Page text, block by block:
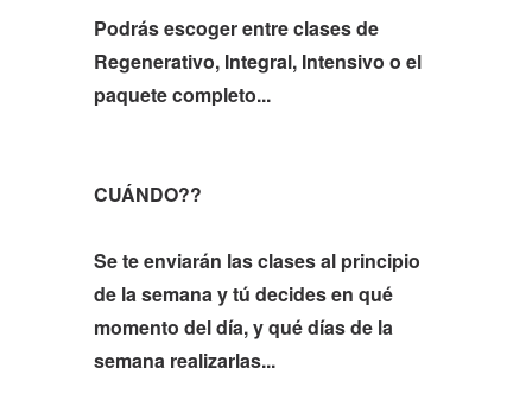
Podrás escoger entre clases de
Regenerativo, Integral, Intensivo o el
paquete completo...
CUÁNDO??
Se te enviarán las clases al principio
de la semana y tú decides en qué
momento del día, y qué días de la
semana realizarlas...